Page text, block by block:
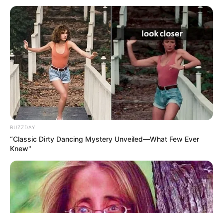
BUZZDAY
“Classic Dirty Dancing Mystery Unveiled—What Few Ever
Knew"